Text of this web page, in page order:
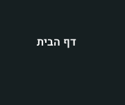
דף הבית